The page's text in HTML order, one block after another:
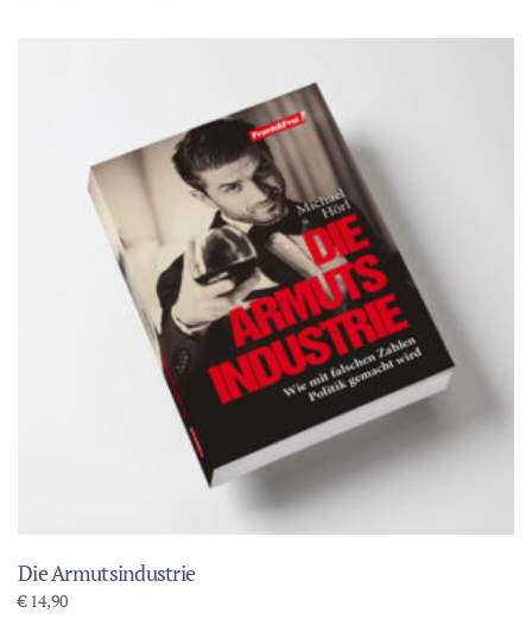
Die Armutsindustrie
€14,90